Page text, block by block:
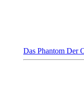
Das Phantom Der